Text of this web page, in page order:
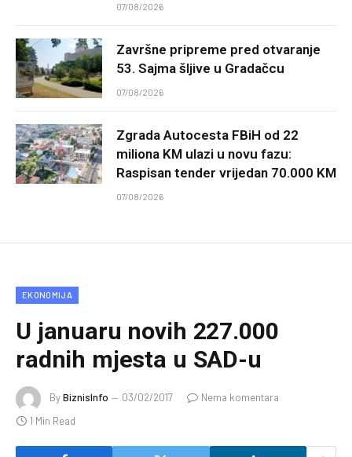
07/08/2026
Završne pripreme pred otvaranje
53. Sajma šljive u Gradačcu
07/08/2026
Zgrada Autocesta FBiH od 22
miliona KM ulazi u novu fazu:
Raspisan tender vrijedan 70.000 KM
07/08/2026
EKONOMIJA
U januaru novih 227.000
radnih mjesta u SAD-u
ByBiznisInfo 03/02/2017
Nema komentara
1 Min Read